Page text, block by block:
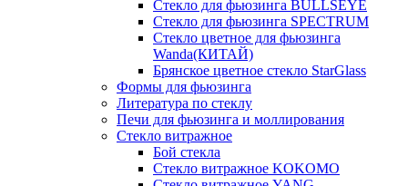
Стекло для фьюзинга BULLSEYE
Стекло для фьюзинга SPECTRUM
Стекло цветное для фьюзинга
Wanda(КИТАЙ)
Брянское цветное стекло StarGlass
Формы для фьюзинга
Литература по стеклу
Печи для фьюзинга и моллирования
Стекло витражное
Бой стекла
Стекло витражное KOKOMO